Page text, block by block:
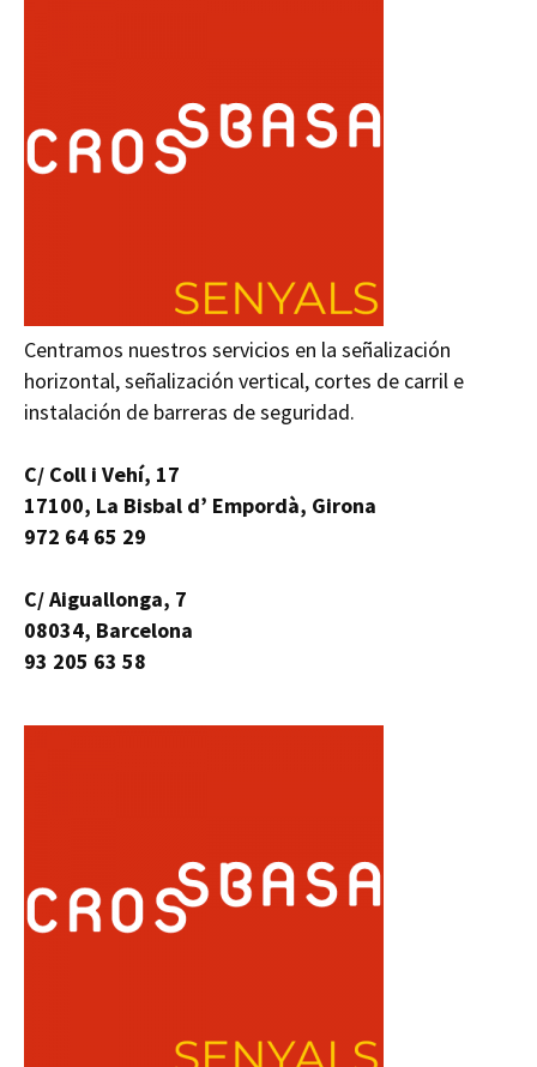
Centramos nuestros servicios en la señalización
horizontal, señalización vertical, cortes de carril e
instalación de barreras de seguridad.
C/ Coll i Vehí, 17
17100, La Bisbal d’ Empordà, Girona
972 64 65 29
C/ Aiguallonga, 7
08034, Barcelona
93 205 63 58